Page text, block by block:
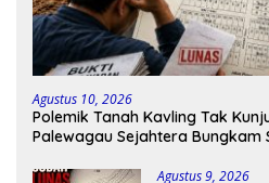
Agustus 10, 2026
Polemik Tanah Kavling Tak
Palewagau Sejahtera Bungkam
Agustus 9, 2026